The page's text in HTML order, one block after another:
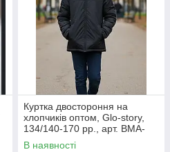
Куртка двостороння на
хлопчиків оптом, Glo-story,
134/140-170 рр., арт. BMA-
5416
В наявності